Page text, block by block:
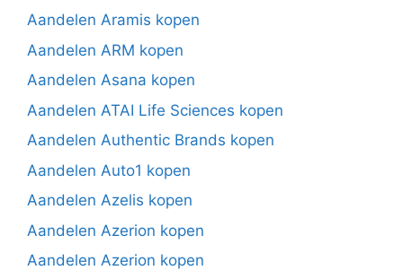
Aandelen Aramis kopen
Aandelen ARM kopen
Aandelen Asana kopen
Aandelen ATAI Life Sciences kopen
Aandelen Authentic Brands kopen
Aandelen Auto1 kopen
Aandelen Azelis kopen
Aandelen Azerion kopen
Aandelen Azerion kopen